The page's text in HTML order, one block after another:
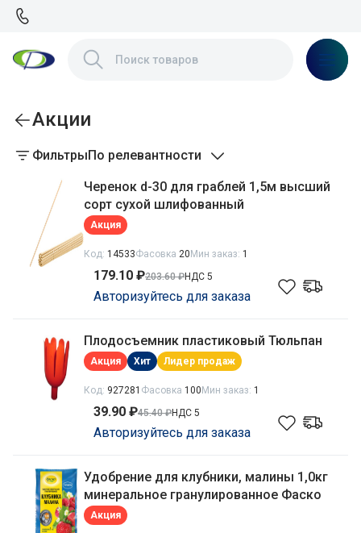
Акции
ФильтрыПо релевантности
Черенок d-30 для граблей 1,5м высший
сорт сухой шлифованный
Акция
Код: 14533Фасовка 20 Мин заказ: 1
203.60 ₽
179.10 ₽ НДС 5
Авторизуйтесь для заказа
Плодосъемник пластиковый Тюльпан
Акция Хит Лидер продаж
Код: 927281 Фасовка 100 Мин заказ: 1
45.40 ₽
39.90 ₽ НДС 5
Авторизуйтесь для заказа
Удобрение для клубники, малины 1,0кг
минеральное гранулированное Фаско
Акция